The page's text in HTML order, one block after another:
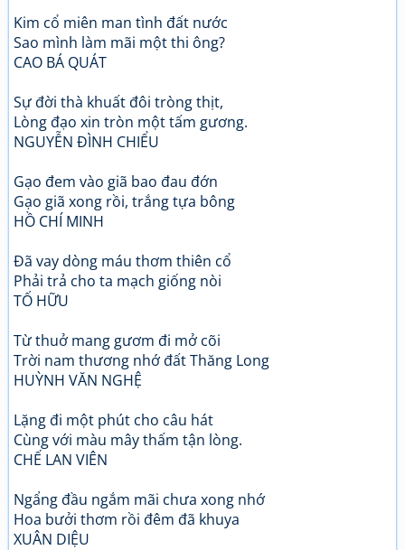
Kim cổ miên man tình đất nước
Sao mình làm mãi một thi ông?
CAO BÁ QUÁT
Sự đời thà khuất đôi tròng thịt,
Lòng đạo xin tròn một tấm gương.
NGUYỄN ĐÌNH CHIỂU
Gạo đem vào giã bao đau đớn
Gạo giã xong rồi, trắng tựa bông
HỒ CHÍ MINH
Đã vay dòng máu thơm thiên cổ
Phải trả cho ta mạch giống nòi
TỐ HỮU
Từ thuở mang gươm đi mở cõi
Trời nam thương nhớ đất Thăng Long
HUỲNH VĂN NGHỆ
Lặng đi một phút cho câu hát
Cùng với màu mây thấm tận lòng.
CHẾ LAN VIÊN
Ngẩng đầu ngắm mãi chưa xong nhớ
Hoa bưởi thơm rồi đêm đã khuya
XUÂN DIỆU